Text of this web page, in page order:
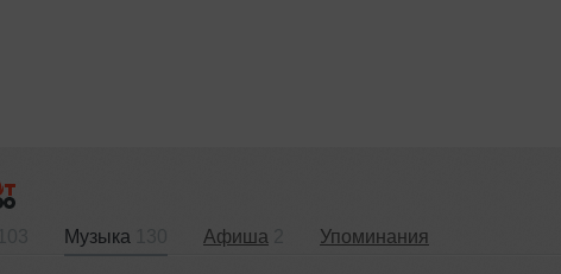
Музыка Афиша Упоминания